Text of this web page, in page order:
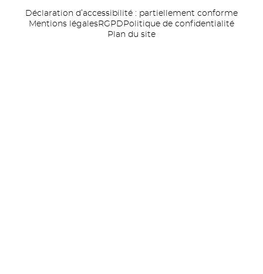
Déclaration d’accessibilité : partiellement conforme
Mentions légalesRGPD Politique de confidentialité
Plan du site